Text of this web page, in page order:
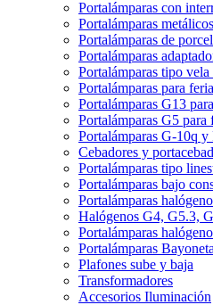
Portalámparas con
Portalámparas
Portalámparas de
Portalámparas
Portalámparas tipo
Portalámparas para
Portalámparas G13
Portalámparas G5
Portalámparas G-10q
Cebadores y
Portalámparas tipo
Portalámparas bajo
Portalámparas
Halógenos G4, G5.3,
Portalámparas
Portalámparas Bayoneta
Plafones sube y baja
Transformadores
Accesorios Iluminación